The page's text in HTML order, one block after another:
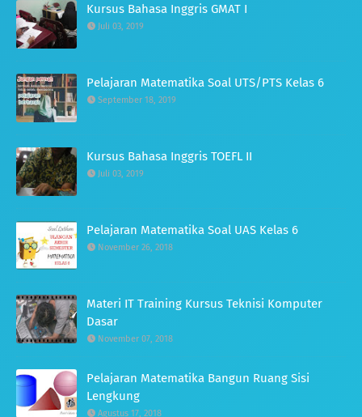
Kursus Bahasa Inggris GMAT I
Juli 03, 2019
Pelajaran Matematika Soal UTS/PTS Kelas 6
September 18, 2019
Kursus Bahasa Inggris TOEFL II
Juli 03, 2019
Pelajaran Matematika Soal UAS Kelas 6
November 26, 2018
Materi IT Training Kursus Teknisi Komputer
Dasar
November 07, 2018
Pelajaran Matematika Bangun Ruang Sisi
Lengkung
Agustus 17, 2018